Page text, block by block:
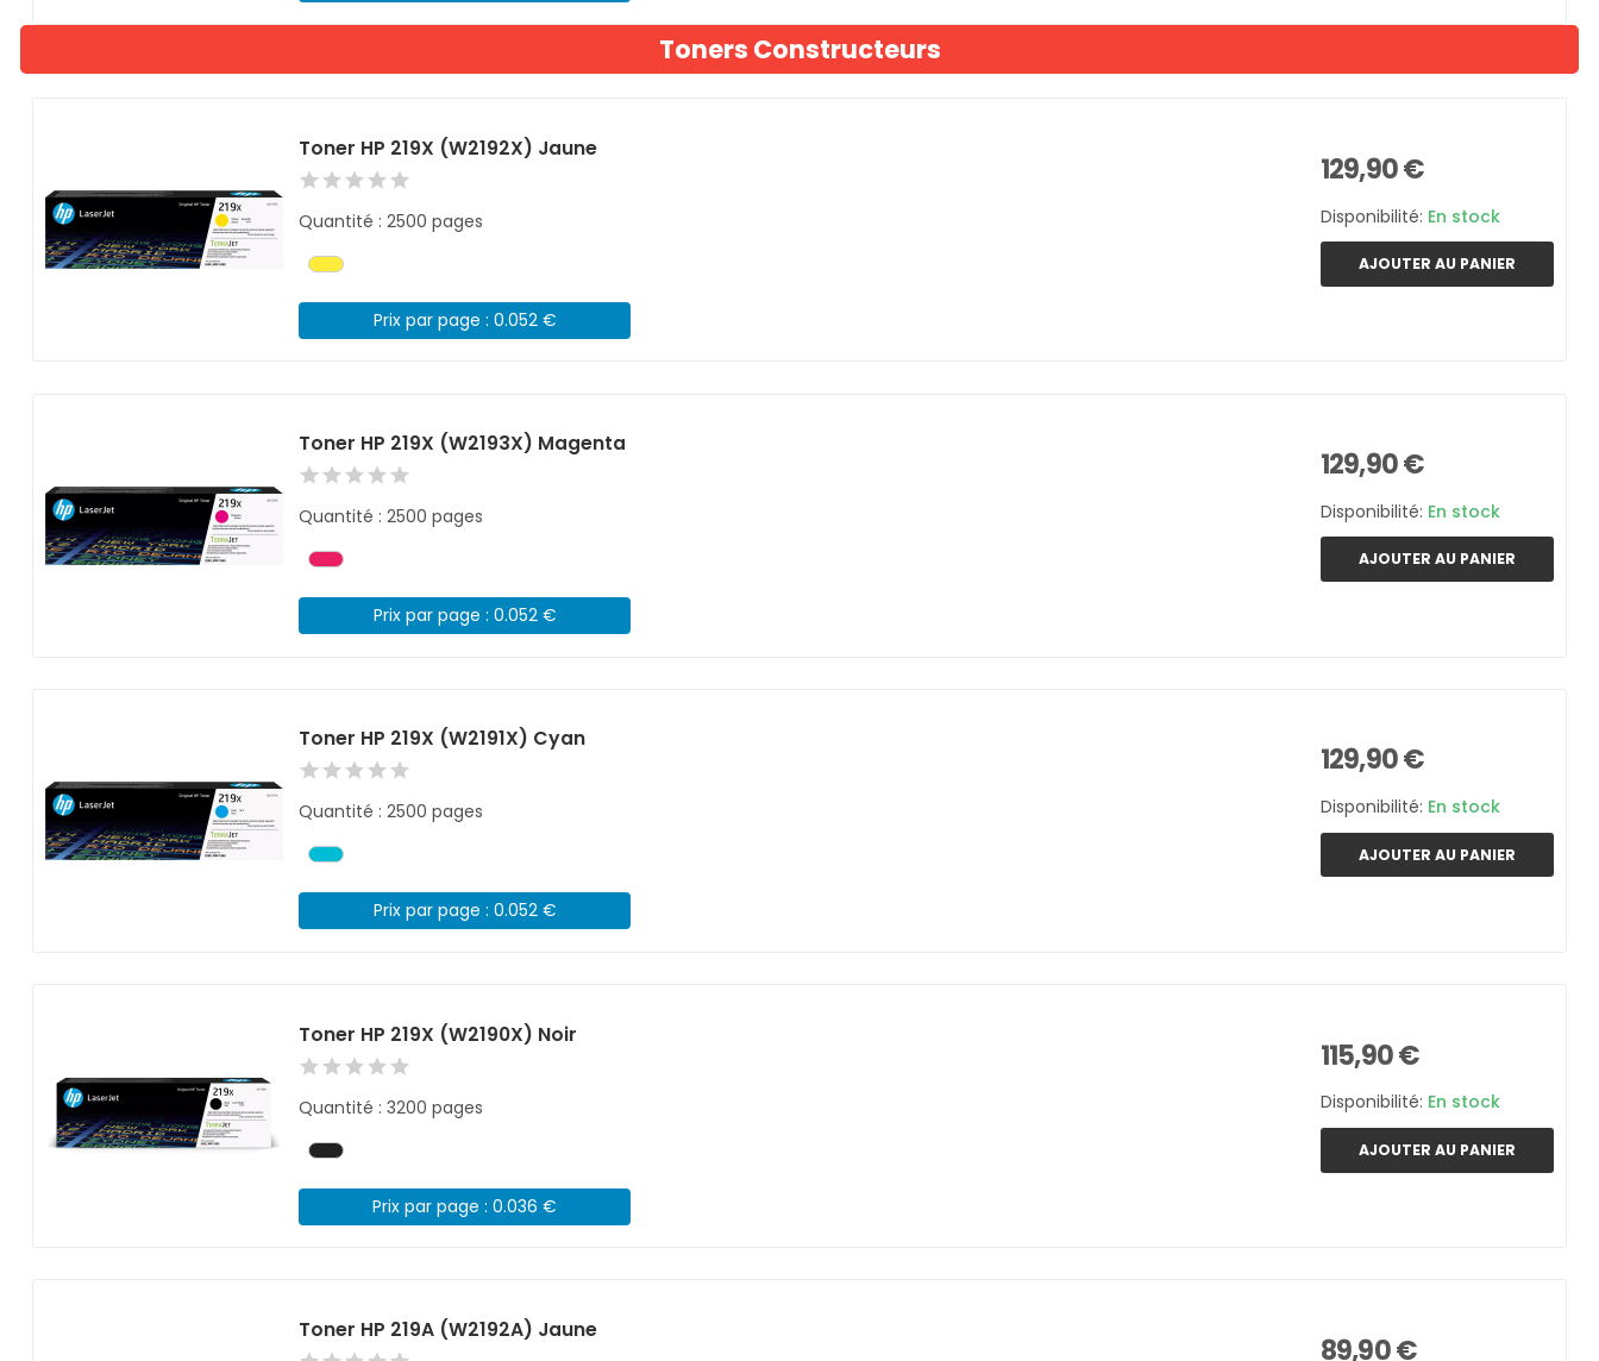
Toners Constructeurs
Toner HP 219X (W2192X) Jaune
Quantité : 2500 pages
Prix par page : 0.052 €
129,90 €
Disponibilité: En stock
AJOUTER AU PANIER
Toner HP 219X (W2193X) Magenta
Quantité : 2500 pages
Prix par page : 0.052 €
129,90 €
Disponibilité: En stock
AJOUTER AU PANIER
Toner HP 219X (W2191X) Cyan
Quantité : 2500 pages
Prix par page : 0.052 €
129,90 €
Disponibilité: En stock
AJOUTER AU PANIER
Toner HP 219X (W2190X) Noir
Quantité : 3200 pages
Prix par page : 0.036 €
115,90 €
Disponibilité: En stock
AJOUTER AU PANIER
Toner HP 219A (W2192A) Jaune
89,90 €